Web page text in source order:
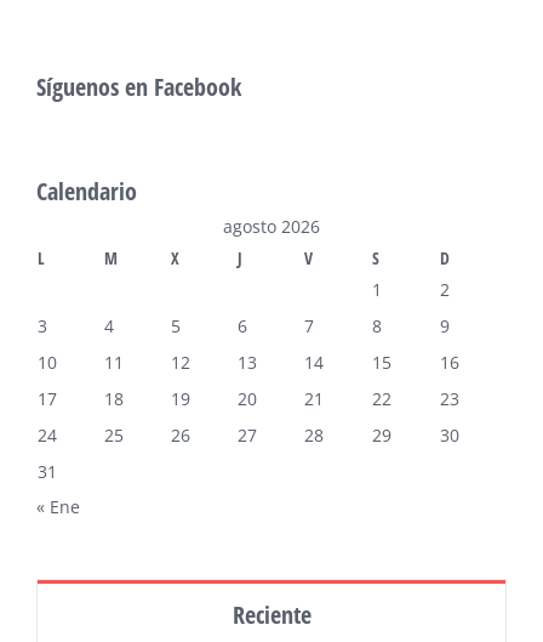
Síguenos en Facebook
Calendario
agosto 2026
L
M X J V S
D
1
2
3
4 5 6 7 8
9
10
11 12 13 14 15
16
17
18 19 20 21 22
23
24
25 26 27 28 29
30
31
« Ene
Reciente